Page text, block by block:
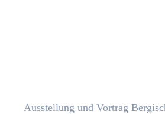
Ausstellung und Vortrag